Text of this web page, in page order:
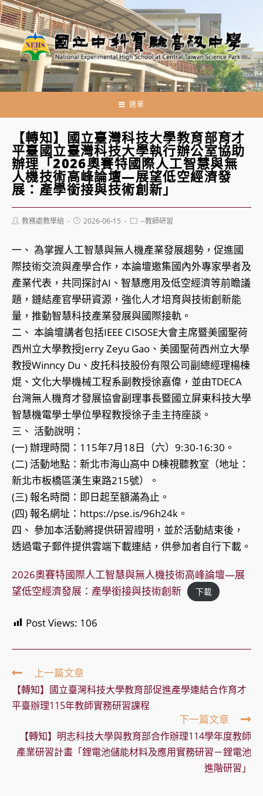
跳
轉
至
主
要
內
選單
【轉知】國立臺灣科技大學教育部育才
平臺國立臺灣科技大學執行辦公室協助
辦理「2026奧賽特國際人工智慧與無
人機技術高峰論壇—展望低空經濟發
展：產學銜接與技術創新」
Post教務處教學組
Post2026-06-15
Post--教師研習
一、 為掌握人工智慧與無人機產業發展趨勢，促進國
際技術交流與產學合作，本論壇邀集國內外專家學者及
產業代表，共同探討AI、智慧應用及低空經濟等前瞻議
題，鏈結產官學研資源，強化人才培育與技術創新能
量，推動智慧科技產業發展與國際接軌。
二、 本論壇講者包括IEEE CISOSE大會主席暨美國聖荷
西州立大學教授Jerry Zeyu Gao、美國聖荷西州立大學
教授Winncy Du、皮托科技股份有限公司副總經理楊棟
焜、文化大學機械工程系副教授徐嘉偉，並由TDECA
台灣無人機育才發展協會副理事長暨國立屏東科技大學
智慧機電學士學位學程教授徐子圭主持座談。
三、 活動說明：
(一) 辦理時間：115年7月18日（六）9:30-16:30。
(二) 活動地點：新北市海山高中 D棟視聽教室（地址：
新北市板橋區漢生東路215號）。
(三) 報名時間：即日起至額滿為止。
(四) 報名網址：https://pse.is/96h24k。
四、 參加本活動將提供研習證明，並於活動結束後，
透過電子郵件提供雲端下載連結，供參加者自行下載。
2026奧賽特國際人工智慧與無人機技術高峰論壇—展
望低空經濟發展：產學銜接與技術創新
下載
Post Views: 106
Read
more
articles
上一篇文章
【轉知】國立臺灣科技大學教育部促進產學連結合作育才
平臺辦理115年教師實務研習課程
下一篇文章
【轉知】明志科技大學與教育部合作辦理114學年度教師
產業研習計畫「鋰電池儲能材料及應用實務研習－鋰電池
進階研習」